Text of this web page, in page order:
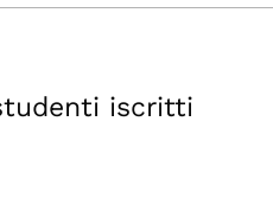
iscritti